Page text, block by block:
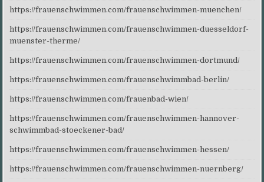
https://frauenschwimmen.com/frauenschwimmen-muenchen/
https://frauenschwimmen.com/frauenschwimmen-duesseldorf-
muenster-therme/
https://frauenschwimmen.com/frauenschwimmen-dortmund/
https://frauenschwimmen.com/frauenschwimmbad-berlin/
https://frauenschwimmen.com/frauenbad-wien/
https://frauenschwimmen.com/frauenschwimmen-hannover-
schwimmbad-stoeckener-bad/
https://frauenschwimmen.com/frauenschwimmen-hessen/
https://frauenschwimmen.com/frauenschwimmen-nuernberg/